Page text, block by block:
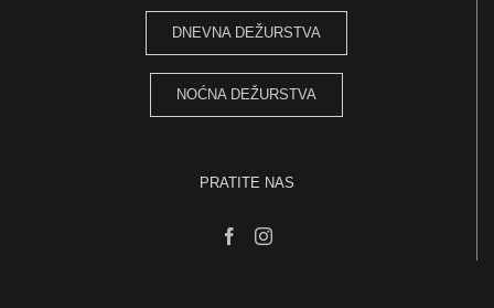
DNEVNA DEŽURSTVA
NOĆNA DEŽURSTVA
PRATITE NAS